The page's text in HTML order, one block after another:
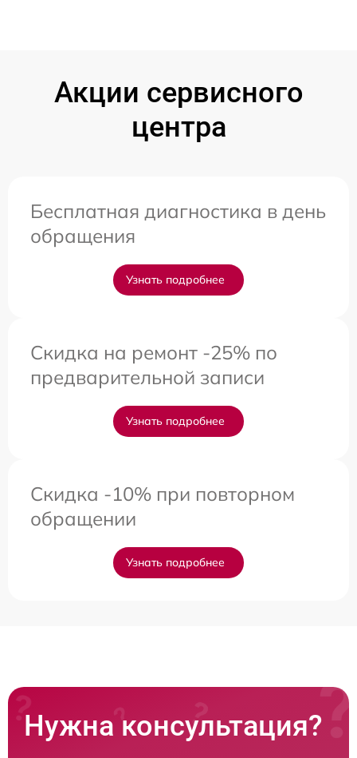
Акции сервисного
центра
Бесплатная диагностика в день
обращения
Узнать подробнее
Скидка на ремонт -25% по
предварительной записи
Узнать подробнее
Скидка -10% при повторном
обращении
Узнать подробнее
Нужна консультация?